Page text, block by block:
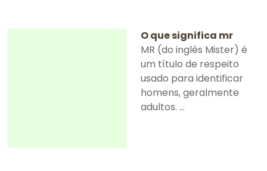
O que significa mr
MR (do inglês Mister) é
um título de respeito
usado para identificar
homens, geralmente
adultos. ...